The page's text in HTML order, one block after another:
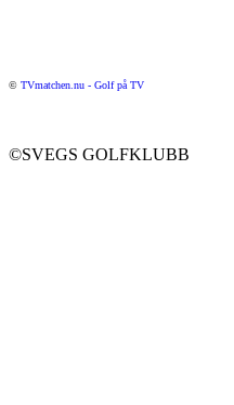
© TVmatchen.nu - Golf på TV
©SVEGS GOLFKLUBB